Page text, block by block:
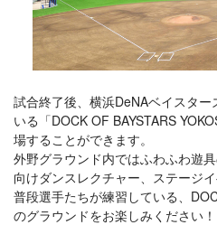
試合終了後、横浜DeNAベイスタ
いる「DOCK OF BAYSTARS
場することができます。
外野グラウンド内ではふわふわ遊
向けダンスレクチャー、ステージ
普段選手たちが練習している、
のグラウンドをお楽しみください！